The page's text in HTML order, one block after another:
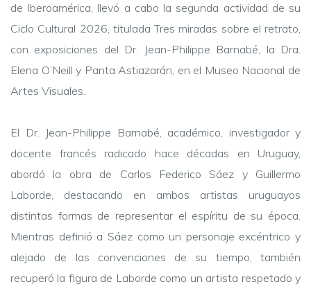
de Iberoamérica, llevó a cabo la segunda actividad de su
Ciclo Cultural 2026, titulada Tres miradas sobre el retrato,
con exposiciones del Dr. Jean-Philippe Barnabé, la Dra.
Elena O’Neill y Panta Astiazarán, en el Museo Nacional de
Artes Visuales.
El Dr. Jean-Philippe Barnabé, académico, investigador y
docente francés radicado hace décadas en Uruguay,
abordó la obra de Carlos Federico Sáez y Guillermo
Laborde, destacando en ambos artistas uruguayos
distintas formas de representar el espíritu de su época.
Mientras definió a Sáez como un personaje excéntrico y
alejado de las convenciones de su tiempo, también
recuperó la figura de Laborde como un artista respetado y